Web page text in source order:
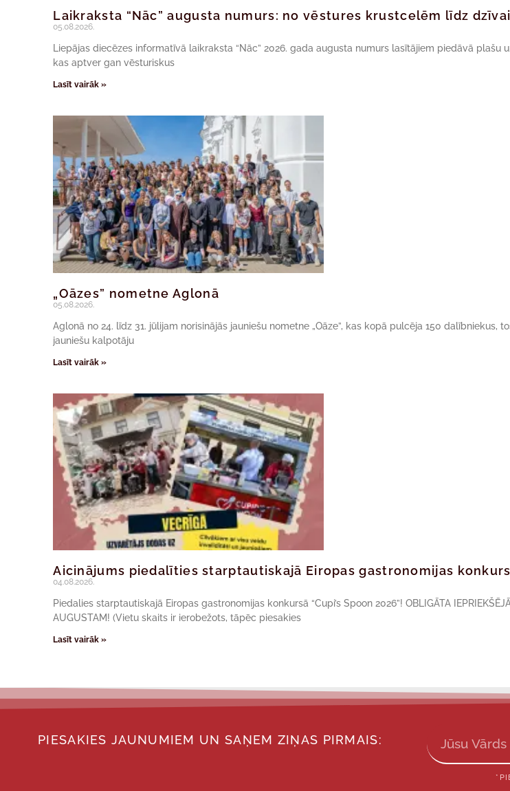
Laikraksta “Nāc” augusta numurs: no vēstures krustcelēm līdz
05.08.2026.
Liepājas diecēzes informatīvā laikraksta “Nāc” 2026. gada augusta numurs lasītājiem piedāvā plašu
kas aptver gan vēsturiskus
Lasīt vairāk »
„Oāzes” nometne Aglonā
05.08.2026.
Aglonā no 24. līdz 31. jūlijam norisinājās jauniešu nometne „Oāze”, kas kopā pulcēja 150 dalībniekus,
jauniešu kalpotāju
Lasīt vairāk »
Aicinājums piedalīties starptautiskajā Eiropas gastronomijas
04.08.2026.
Piedalies starptautiskajā Eiropas gastronomijas konkursā “Cupi’s Spoon 2026”! OBLIGĀTA
AUGUSTAM! (Vietu skaits ir ierobežots, tāpēc piesakies
Lasīt vairāk »
PIESAKIES JAUNUMIEM UN SAŅEM ZIŅAS PIRMAIS: